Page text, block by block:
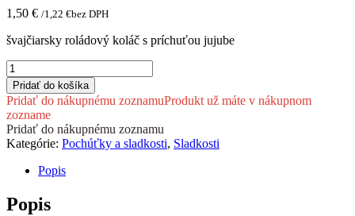
1,50 € /1,22 €bez DPH
švajčiarsky roládový koláč s príchuťou jujube
množstvo
YX
Swiss
Roll
Cake
-
Jujube
Flavor
Pridať do košíka
Pridať do nákupnému zoznamuProdukt už máte v nákupnom
zozname
Pridať do nákupnému zoznamu
Kategórie: Pochúťky a sladkosti, Sladkosti
Popis
Popis